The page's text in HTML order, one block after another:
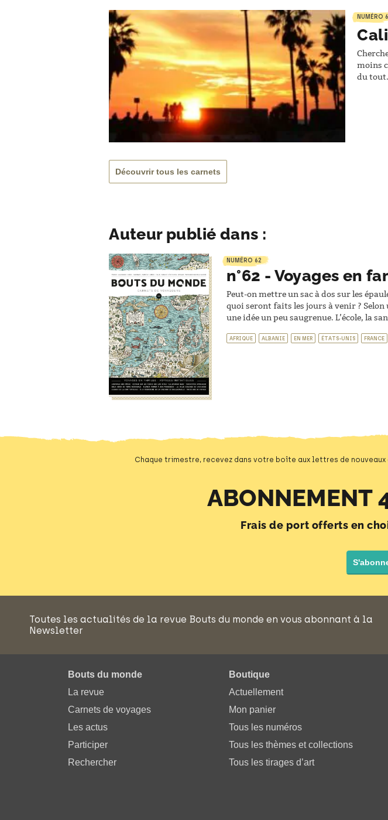
NUMÉRO
moins
du
Découvrir tous les carnets
Auteur publié dans :
NUMÉRO 62
n°62 - Voyages en
Peut-on mettre un sac à dos sur les
quoi seront faits les jours à venir ?
une idée un peu saugrenue. L’école, la
AFRIQUE ALBANIE EN MER ÉTATS-UNIS FRANCE
Chaque trimestre, recevez dans votre boîte aux lettres de
ABONNEMENT
Frais de port offerts en
Toutes les actualités de la revue Bouts du monde en vous abonnant à la
Newsletter
Bouts du monde
La revue
Carnets de voyages
Les actus
Participer
Rechercher
Boutique
Actuellement
Mon panier
Tous les numéros
Tous les thèmes et collections
Tous les tirages d’art